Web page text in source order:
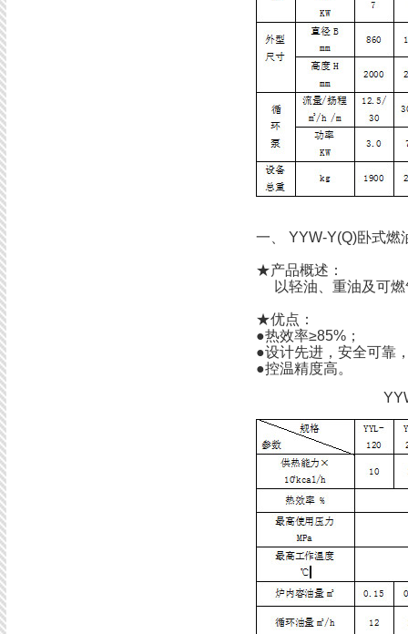
一、 YYW-Y(Q)卧式燃
★产品概述：
以轻油、重油及可
★优点：
●热效率≥85%；
●设计先进，安全可靠
●控温精度高。